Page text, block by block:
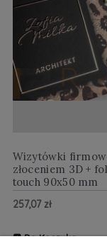
Wizytówki
złoceniem 3D +
touch 90x50 mm
257,07 zł